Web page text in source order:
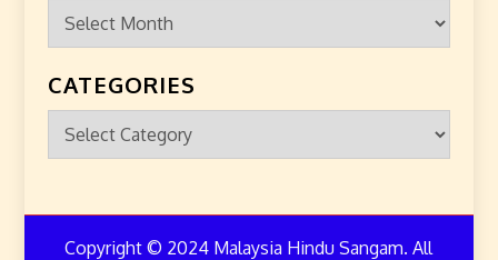
Archives
CATEGORIES
Categories
Copyright © 2024 Malaysia Hindu Sangam. All